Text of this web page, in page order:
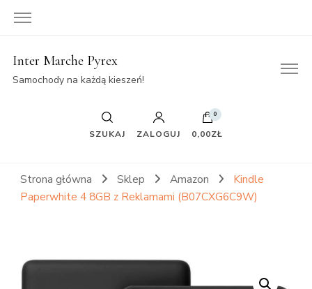
Inter Marche Pyrex
Samochody na każdą kieszeń!
SZUKAJ ZALOGUJ
0
0,00ZŁ
Strona główna Sklep Amazon
Kindle
Paperwhite 4 8GB z Reklamami (B07CXG6C9W)